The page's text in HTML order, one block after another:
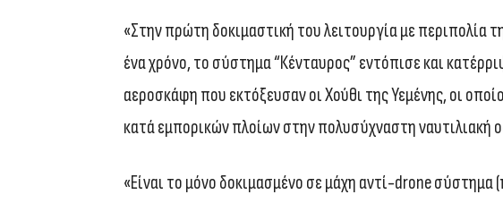
«Στην πρώτη δοκιμαστική του λειτουργία με περιπολία
ένα χρόνο, το σύστημα “Κένταυρος” εντόπισε και
αεροσκάφη που εκτόξευσαν οι Χούθι της Υεμένης, οι
κατά εμπορικών πλοίων στην πολυσύχναστη ναυτιλιακή
«Είναι το μόνο δοκιμασμένο σε μάχη αντί-drone